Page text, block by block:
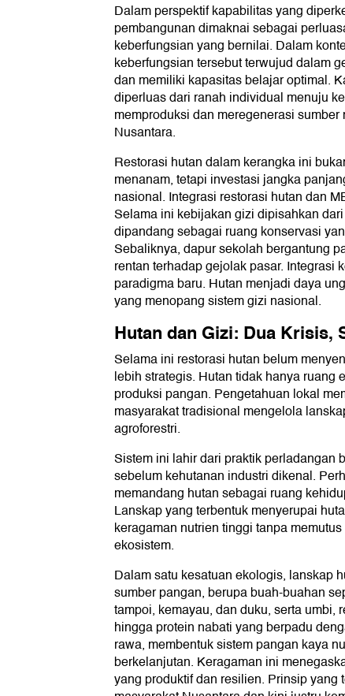
Dalam perspektif kapabilitas yang
pembangunan dimaknai sebagai
keberfungsian yang bernilai. Dalam
keberfungsian tersebut terwujud dalam
dan memiliki kapasitas belajar optimal.
diperluas dari ranah individual menuju
memproduksi dan meregenerasi
Nusantara.
Restorasi hutan dalam kerangka ini
menanam, tetapi investasi jangka
nasional. Integrasi restorasi hutan dan
Selama ini kebijakan gizi dipisahkan
dipandang sebagai ruang konservasi
Sebaliknya, dapur sekolah bergantung
rentan terhadap gejolak pasar. Integrasi
paradigma baru. Hutan menjadi daya
yang menopang sistem gizi nasional.
Hutan dan Gizi: Dua Krisis,
Selama ini restorasi hutan belum
lebih strategis. Hutan tidak hanya ruang
produksi pangan. Pengetahuan lokal
masyarakat tradisional mengelola
agroforestri.
Sistem ini lahir dari praktik perladangan
sebelum kehutanan industri dikenal.
memandang hutan sebagai ruang
Lanskap yang terbentuk menyerupai
keragaman nutrien tinggi tanpa
ekosistem.
Dalam satu kesatuan ekologis, lanskap
sumber pangan, berupa buah-buahan
tampoi, kemayau, dan duku, serta umbi,
hingga protein nabati yang berpadu
rawa, membentuk sistem pangan kaya
berkelanjutan. Keragaman ini
yang produktif dan resilien. Prinsip